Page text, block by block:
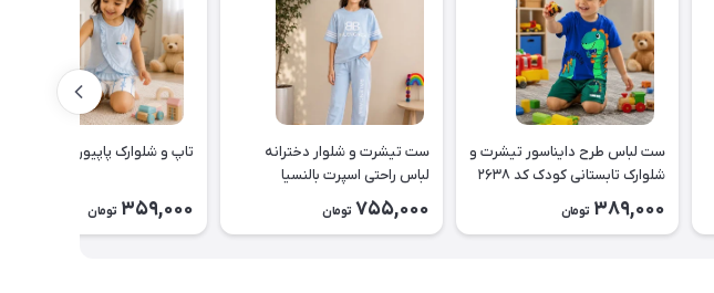
ست لباس طرح دایناسور تیشرت و
شلوارک تابستانی کودک کد ۲۶۳۸
389,000 تومان
ست تیشرت و شلوار دخترانه
لباس راحتی اسپرت بالنسیا
دخترانه۲۶۳۷
755,000 تومان
تاپ و شلوارک پاپیون کد ۲۶۳۵
359,000 تومان